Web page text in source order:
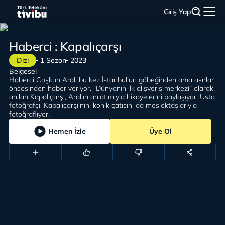
Giriş Yap
Dizi 1 Sezon 2023
Haberci : Kapalıçarşı
Haberci Coşkun Aral, bu kez İstanbul’un göbeğinden ama asırlar
öncesinden haber veriyor. “Dünyanın ilk alışveriş merkezi” olarak
anılan Kapalıçarşı, Aral’ın anlatımıyla hikayelerini paylaşıyor. Usta
fotoğrafçı, Kapalıçarşı’nın ikonik çatısını da meslektaşlarıyla
fotoğraflıyor.
Belgesel
Hemen İzle Üye Ol